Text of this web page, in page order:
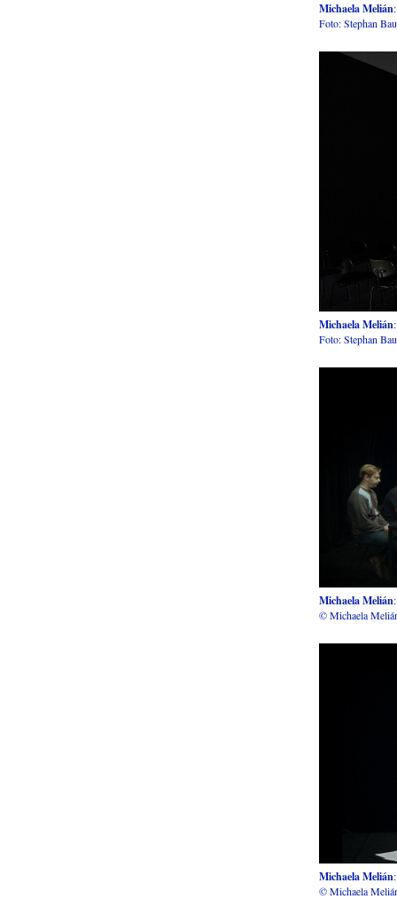
Michaela Melián
Foto: Stephan
Michaela Melián
Foto: Stephan
Michaela Melián
© Michaela
Michaela Melián
© Michaela